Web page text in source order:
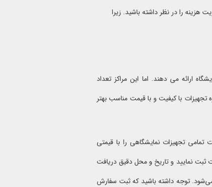
هزینه را در نظر داشته باشید. زیرا
ارائه می دهند. اما این مراکز تعداد
با کیفیت و با قیمت مناسب بهتر
تجهیزات نمایشگاهی را با قیمتی
ثبت نمایید و تاریخ و محل دقیق دریافت
روی هر قلم کالا محاسبه می‌شود. توجه داشته باشید که ثبت سفارش